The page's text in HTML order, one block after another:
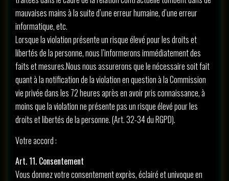
mauvaises mains à la suite d’une erreur humaine, d’une erreur
informatique, etc.
Lorsque la violation présente un risque élevé pour les droits et
libertés de la personne, nous l’informerons immédiatement des
faits et mesures.Nous nous assurerons que le nécessaire soit fait
quant à la notification de la violation en question à la Commission
vie privée dans les 72 heures après en avoir pris connaissance, à
moins que la violation ne présente pas un risque élevé pour les
droits et libertés de la personne. (Art. 32-34 du RGPD).
Votre accord :
Art. 11. Consentement
Vous donnez votre consentement exprès, éclairé et univoque en